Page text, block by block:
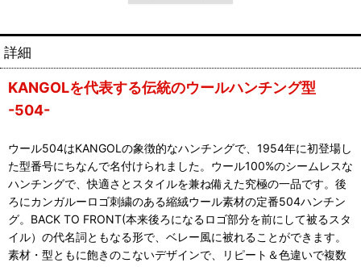
詳細
KANGOLを代表する伝統のウールハンチング型
-504-
ウール504はKANGOLの象徴的なハンチングで、1954年に初登場し
た型番号にちなんで名付けられました。ウール100%のシームレスな
ハンチングで、快適さとスタイルを兼ね備えた究極の一品です。後
ろにカンガルーロゴ刺繍のある縮絨ウール素材の定番504ハンチン
グ。BACK TO FRONT(本来後ろになるロゴ部分を前にして被るスタ
イル）の代名詞ともなる形で、ベレー風に被れることができます。
素材・型ともに飽きのこないデザインで、リピート＆色違いで複数